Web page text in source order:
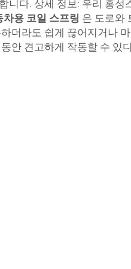
니다. 상세 정보: 우리 홍
차용 코일 스프링 은 도로와
더라도 쉽게 끊어지거나
안 견고하게 작동할 수 있